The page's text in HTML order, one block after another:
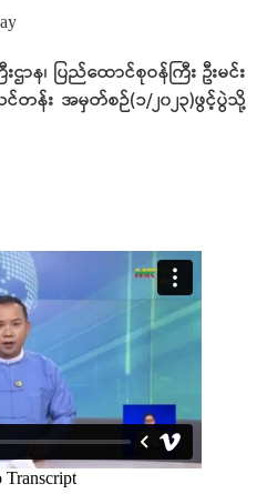
ာန၊ ပြည်ထောင်စုဝန်ကြီး ဦးမင်း
တန်း အမှတ်စဉ်(၁/၂၀၂၃)ဖွင့်ပွဲသို့